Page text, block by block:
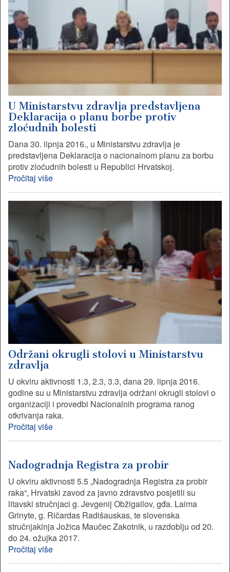
U Ministarstvu zdravlja predstavljena
Deklaracija o planu borbe protiv
zloćudnih bolesti
Dana 30. lipnja 2016., u Ministarstvu zdravlja je
predstavljena Deklaracija o nacionalnom planu za borbu
protiv zloćudnih bolesti u Republici Hrvatskoj.
Pročitaj više
Održani okrugli stolovi u Ministarstvu
zdravlja
U okviru aktivnosti 1.3, 2.3, 3.3, dana 29. lipnja 2016.
godine su u Ministarstvu zdravlja održani okrugli stolovi o
organizaciji i provedbi Nacionalnih programa ranog
otkrivanja raka.
Pročitaj više
Nadogradnja Registra za probir
U okviru aktivnosti 5.5 „Nadogradnja Registra za probir
raka“, Hrvatski zavod za javno zdravstvo posjetili su
litavski stručnjaci g. Jevgenij Obžigailov, gđa. Laima
Grinyte, g. Ričardas Radišauskas, te slovenska
stručnjakinja Jožica Maučec Zakotnik, u razdoblju od 20.
do 24. ožujka 2017.
Pročitaj više